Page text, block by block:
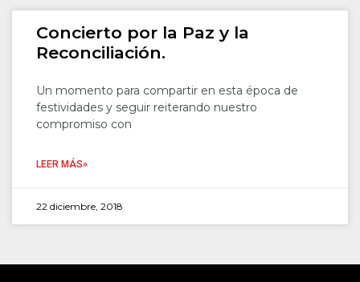
Concierto por la Paz y la
Reconciliación.
Un momento para compartir en esta época de
festividades y seguir reiterando nuestro
compromiso con
LEER MÁS»
22 diciembre, 2018